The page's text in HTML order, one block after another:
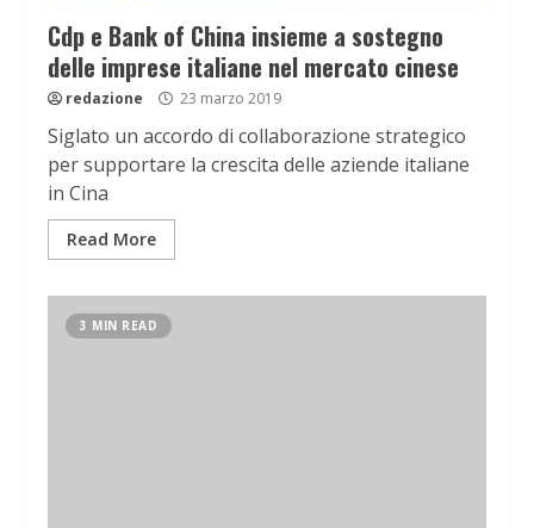
Cdp e Bank of China insieme a sostegno
delle imprese italiane nel mercato cinese
redazione 23 marzo 2019
Siglato un accordo di collaborazione strategico
per supportare la crescita delle aziende italiane
in Cina
Read More
3 MIN READ